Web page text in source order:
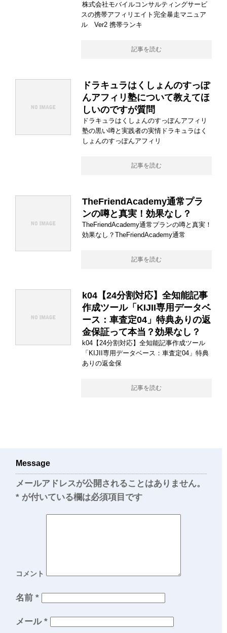
株式会社モバイルコンサルティングサービ
スの携帯アフィリエイト完全暴走マニュア
ル Ver2 携帯ランキ
記事を読む
ドラキュラはくしょんのすっぽ
んアフィリ塾について教えてほ
しいのですが質問
ドラキュラはくしょんのすっぽんアフィリ
塾の黒い噂と実践者の実情ドラキュラはく
しょんのすっぽんアフィリ
記事を読む
TheFriendAcademy通常プラ
ンの噂と真実！効果なし？
TheFriendAcademy通常プランの噂と真実！
効果なし？TheFriendAcademy通常
記事を読む
k04【24分割対応】全知能記事
作成ツール「KIJII専用データベ
ース：車査定04」特典ありの返
金保証って本当？効果なし？
k04【24分割対応】全知能記事作成ツール
「KIJII専用データベース：車査定04」特典
ありの返金保
記事を読む
Message
メールアドレスが公開されることはありません。
* が付いている欄は必須項目です
コメント
名前 *
メール *